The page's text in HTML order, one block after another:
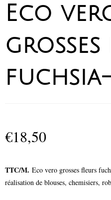
Eco
€18,50
TTC/M. Eco vero grosses fleurs
réalisation de blouses, chemisiers,